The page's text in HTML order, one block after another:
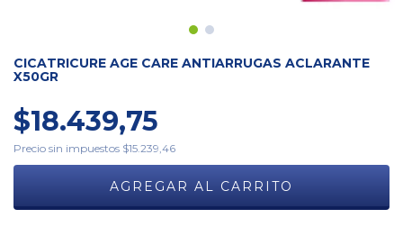
CICATRICURE AGE CARE ANTIARRUGAS ACLARANTE
X50GR
$18.439,75
Precio sin impuestos $15.239,46